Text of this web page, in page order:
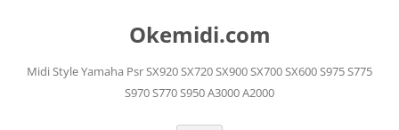
Okemidi.com
Midi Style Yamaha Psr SX920 SX720 SX900 SX700 SX600 S975 S775
S970 S770 S950 A3000 A2000